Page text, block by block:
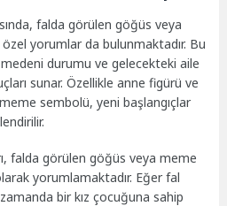
falda görülen göğüs veya
yorumlar da bulunmaktadır. Bu
durumu ve gelecekteki aile
sunar. Özellikle anne figürü ve
sembolü, yeni başlangıçlar
falda görülen göğüs veya meme
yorumlamaktadır. Eğer fal
bir kız çocuğuna sahip